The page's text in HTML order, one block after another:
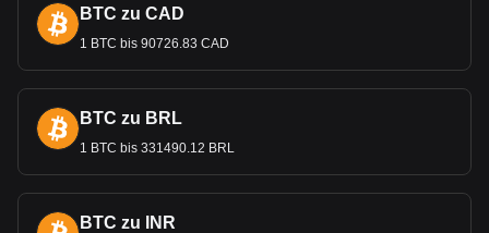
BTC zu CAD
1 BTC bis 90726.83 CAD
BTC zu BRL
1 BTC bis 331490.12 BRL
BTC zu INR